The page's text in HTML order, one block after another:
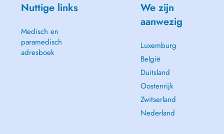
Nuttige links
Medisch en
paramedisch
adresboek
We zijn
aanwezig
Luxemburg
België
Duitsland
Oostenrijk
Zwitserland
Nederland